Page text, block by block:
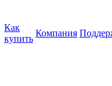
Как
купить
Компания